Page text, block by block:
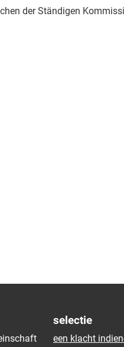
der Ständigen
selectie
een klacht